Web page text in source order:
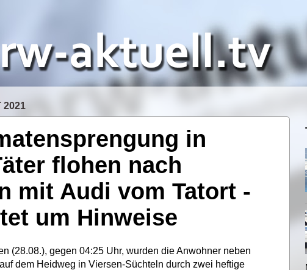
2021
in
flohen nach
mit Audi vom Tatort -
um Hinweise
(28.08.), gegen 04:25 Uhr, wurden die Anwohner neben
dem Heidweg in Viersen-Süchteln durch zwei heftige